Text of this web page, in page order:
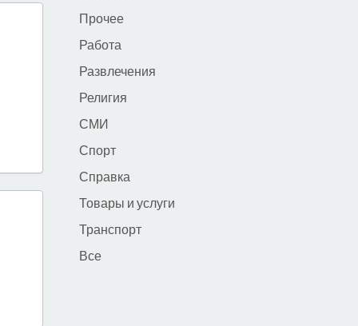
Прочее
Работа
Развлечения
Религия
СМИ
Спорт
Справка
Товары и услуги
Транспорт
Все